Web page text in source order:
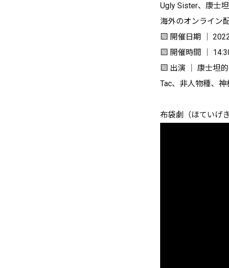
Ugly Sister、康士
海外のオンライン
▧ 開催日期 │
▧ 開催時間 │
▧ 出演 │ 康士坦的
Tac、非人物種、
布袋劇（ほていげき